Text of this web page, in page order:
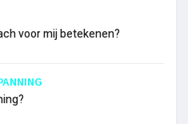
voor mij betekenen?